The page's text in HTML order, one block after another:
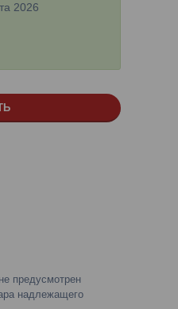
2026
предусмотрен
надлежащего